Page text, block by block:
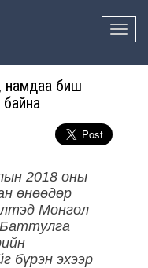
Toggle
намдаа биш
байна
2018 оны
өнөөдөр
Монгол
бүрэн эхээр